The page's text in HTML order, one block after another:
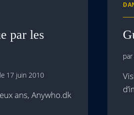
par les
17 juin 2010
ans, Anywho.dk
par